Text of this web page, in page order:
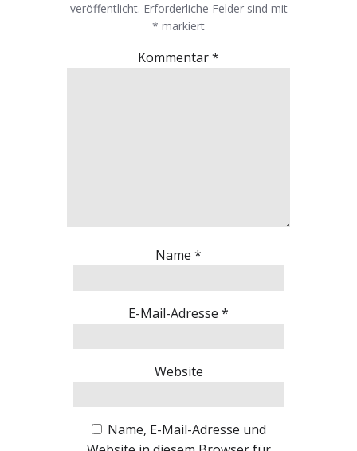
veröffentlicht. Erforderliche Felder sind mit
* markiert
Kommentar*
Name *
E-Mail-Adresse *
Website
Name, E-Mail-Adresse und